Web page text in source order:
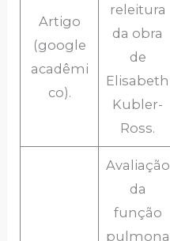
Artigo
(google
acadêmi
co).
releitura
da obra
de
Elisabeth
Kubler-
Ross.
Avaliação
da
função
pulmona